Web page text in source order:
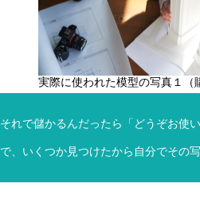
実際に使われた模型の写真１（
それで儲かるんだったら「どうぞお使
で、いくつか見つけたから自分でその